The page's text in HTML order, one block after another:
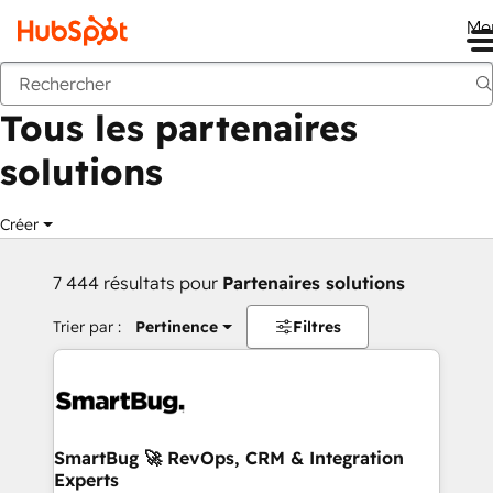
Retour
Tous les partenaires
solutions
Créer
7 444 résultats pour Partenaires solutions
Trier par : Pertinence Filtres
SmartBug 🚀 RevOps, CRM & Integration
Experts